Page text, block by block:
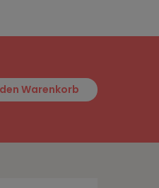
Warenkorb